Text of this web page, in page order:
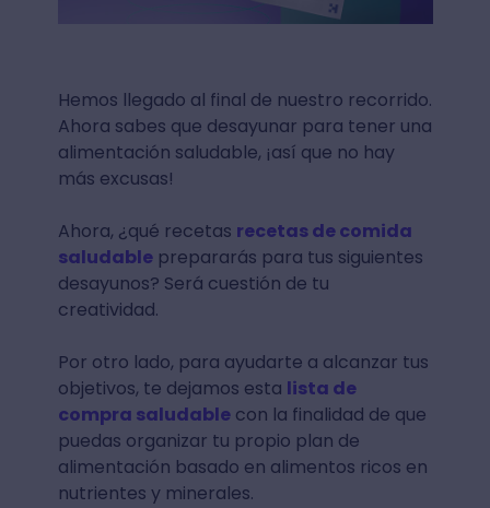
Hemos llegado al final de nuestro recorrido.
Ahora sabes que desayunar para tener una
alimentación saludable, ¡así que no hay
más excusas!
Ahora, ¿qué recetas recetas de comida
saludableprepararás para tus siguientes
desayunos? Será cuestión de tu
creatividad.
Por otro lado, para ayudarte a alcanzar tus
objetivos, te dejamos esta lista de
compra saludablecon la finalidad de que
puedas organizar tu propio plan de
alimentación basado en alimentos ricos en
nutrientes y minerales.